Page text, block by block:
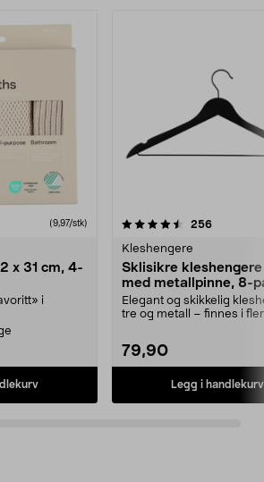
(9,97/stk)
x 31 cm, 4-
i
256
Kleshengere
Sklisikre
med metallpinne, 8-
Elegant og skikkelig
tre og metall – finnes i
79,90
Legg i handlekurv
4.5av 5 stjerner